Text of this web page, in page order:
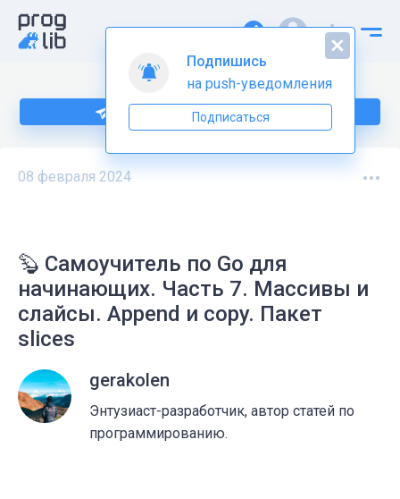
Больше информации по Go тут
08 февраля 2024
🦫 Самоучитель по Go для
начинающих. Часть 7. Массивы и
слайсы. Append и сopy. Пакет
slices
gerakolen
Энтузиаст-разработчик, автор статей по
программированию.
Подпишись
на push-уведомления
Подписаться